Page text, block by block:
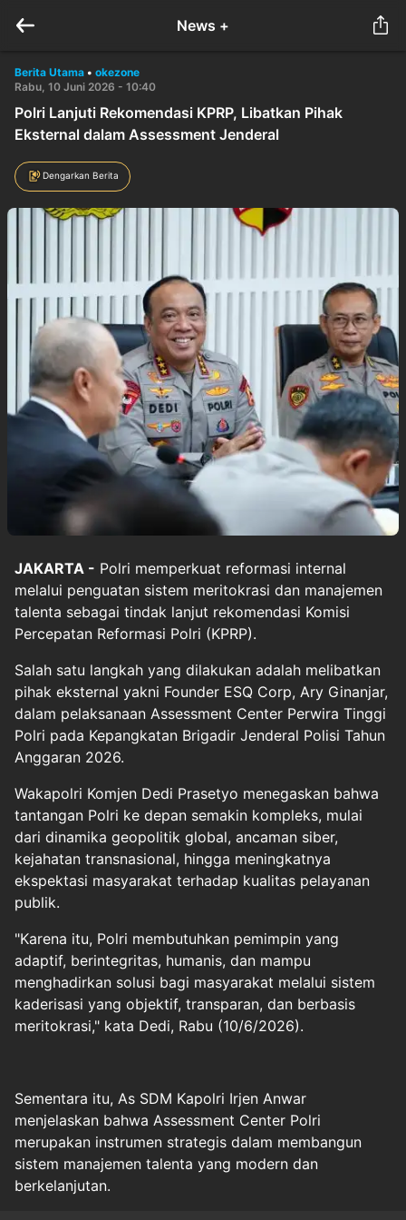
News +
Berita Utama • okezone
Rabu, 10 Juni 2026 - 10:40
Polri Lanjuti Rekomendasi KPRP, Libatkan Pihak
Eksternal dalam Assessment Jenderal
Dengarkan Berita
JAKARTA - Polri memperkuat reformasi internal
melalui penguatan sistem meritokrasi dan manajemen
talenta sebagai tindak lanjut rekomendasi Komisi
Percepatan Reformasi Polri (KPRP).
Salah satu langkah yang dilakukan adalah melibatkan
pihak eksternal yakni Founder ESQ Corp, Ary Ginanjar,
dalam pelaksanaan Assessment Center Perwira Tinggi
Polri pada Kepangkatan Brigadir Jenderal Polisi Tahun
Anggaran 2026.
Wakapolri Komjen Dedi Prasetyo menegaskan bahwa
tantangan Polri ke depan semakin kompleks, mulai
dari dinamika geopolitik global, ancaman siber,
kejahatan transnasional, hingga meningkatnya
ekspektasi masyarakat terhadap kualitas pelayanan
publik.
"Karena itu, Polri membutuhkan pemimpin yang
adaptif, berintegritas, humanis, dan mampu
menghadirkan solusi bagi masyarakat melalui sistem
kaderisasi yang objektif, transparan, dan berbasis
meritokrasi," kata Dedi, Rabu (10/6/2026).
Sementara itu, As SDM Kapolri Irjen Anwar
menjelaskan bahwa Assessment Center Polri
merupakan instrumen strategis dalam membangun
sistem manajemen talenta yang modern dan
berkelanjutan.